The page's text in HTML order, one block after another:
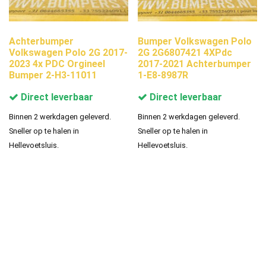
Achterbumper
Volkswagen Polo 2G 2017-
2023 4x PDC Orgineel
Bumper 2-H3-11011
Direct leverbaar
Binnen 2 werkdagen geleverd.
Sneller op te halen in
Hellevoetsluis.
Bumper Volkswagen Polo
2G 2G6807421 4XPdc
2017-2021 Achterbumper
1-E8-8987R
Direct leverbaar
Binnen 2 werkdagen geleverd.
Sneller op te halen in
Hellevoetsluis.